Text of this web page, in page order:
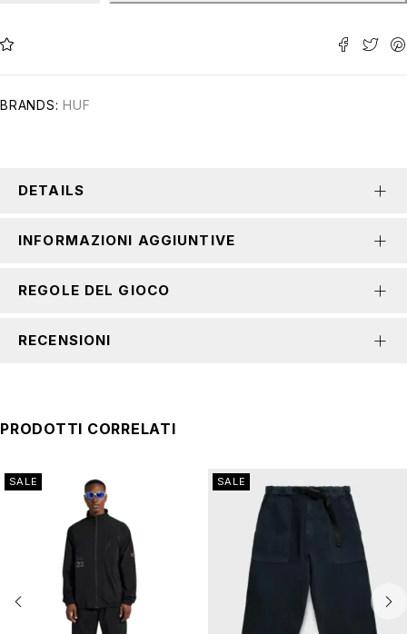
BRANDS: HUF
DETAILS
INFORMAZIONI AGGIUNTIVE
REGOLE DEL GIOCO
RECENSIONI
PRODOTTI CORRELATI
SALE SALE